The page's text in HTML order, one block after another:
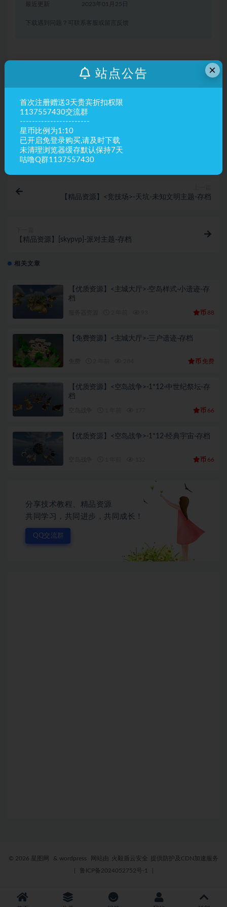
2023年01月25日
下载遇到问题？可联系客服或留言反馈
资源来源于网络,如若本站内容侵犯了原著者的合法权益，
遗迹
收藏 海报 链接
【精品资源】<竞技场>-天坑-未知文明主题-存档
【精品资源】[skypvp]-派对主题-存档
相关文章
【优质资源】<主城大厅>-空岛样式-小遗迹-存
档
币 88
【免费资源】<主城大厅>-三户遗迹-存档
币 免费
【优质资源】<空岛战争>-1*12-中世纪祭坛-存
档
币 66
【优质资源】<空岛战争>-1*12-经典宇宙-存档
币 66
分享技术教程、精品资源
共同学习，共同进步，共同成长！
QQ交流群
© 2026 星图网 & wordpress 网站由 火毅盾云安全
提供防护及CDN加速服务
鲁ICP备2024052752号-1
×
站点公告
首次注册赠送3天贵宾折扣权限
1137557430交流群
-----------------------
星币比例为1:10
已开启免登录购买,请及时下载
未清理浏览器缓存默认保持7天
咕噜Q群1137557430